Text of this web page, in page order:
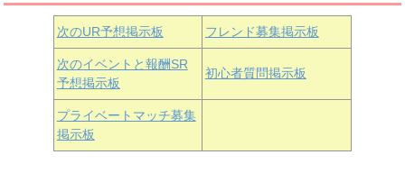
朝香果林 近江彼方 エマ・ヴェルデ
次のUR予想掲示板 フレンド募集掲示板
次のイベントと報酬SR
予想掲示板
初心者質問掲示板
プライベートマッチ募集
掲示板